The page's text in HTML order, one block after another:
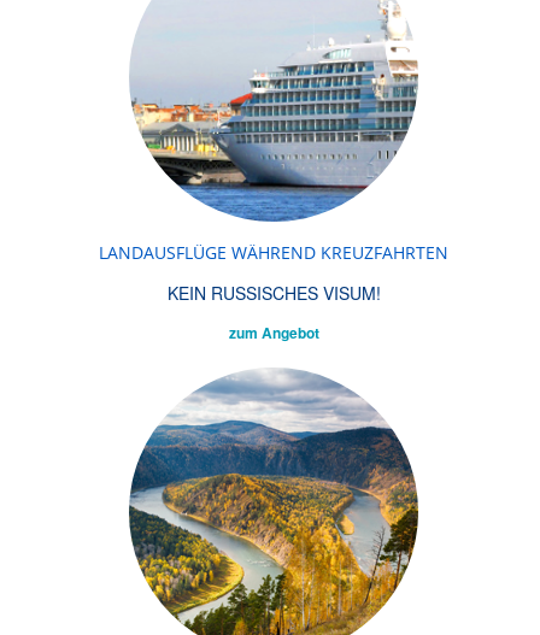
LANDAUSFLÜGE WÄHREND KREUZFAHRTEN
KEIN RUSSISCHES VISUM!
zum Angebot